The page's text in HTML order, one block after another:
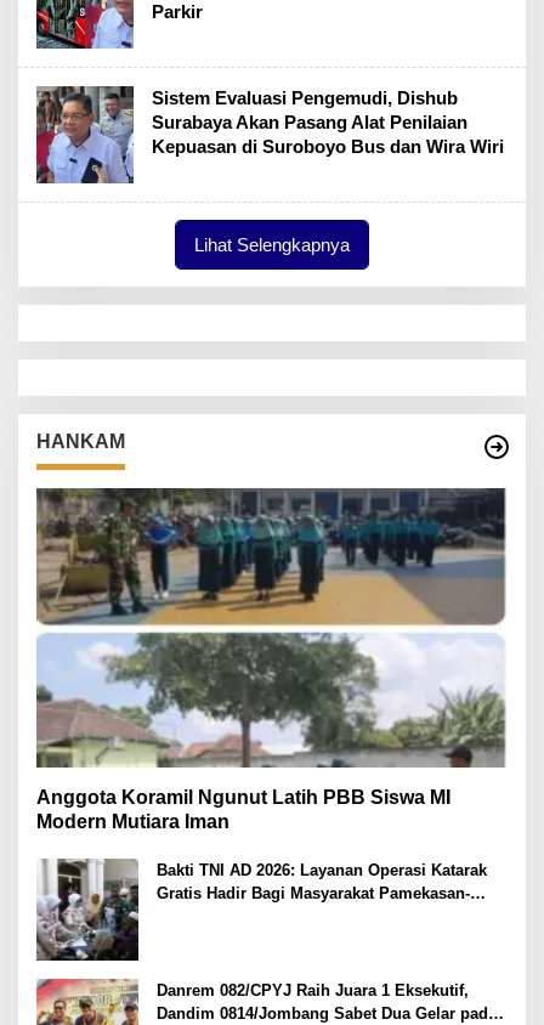
Parkir
Sistem Evaluasi Pengemudi, Dishub
Surabaya Akan Pasang Alat Penilaian
Kepuasan di Suroboyo Bus dan Wira Wiri
Lihat Selengkapnya
HANKAM
Anggota Koramil Ngunut Latih PBB Siswa MI
Modern Mutiara Iman
Bakti TNI AD 2026: Layanan Operasi Katarak
Gratis Hadir Bagi Masyarakat Pamekasan-
Danrem 082/CPYJ Raih Juara 1 Eksekutif,
Dandim 0814/Jombang Sabet Dua Gelar pada